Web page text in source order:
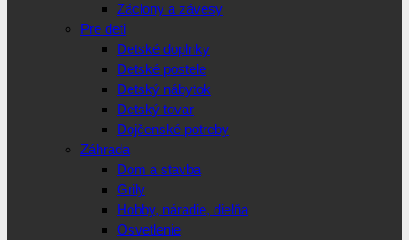
Záclony a závesy
Pre deti
Detské doplnky
Detské postele
Detský nábytok
Detský tovar
Dojčenské potreby
Záhrada
Dom a stavba
Grily
Hobby, náradie, dielňa
Osvetlenie